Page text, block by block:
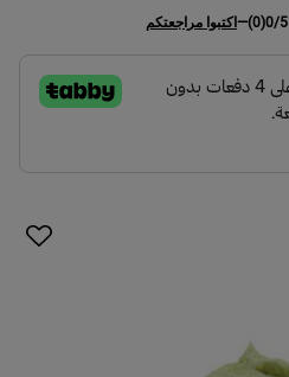
0/5
(0)
— اكتبوا مراجعتكم